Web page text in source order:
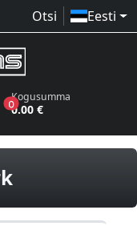
Otsi Eesti
0toodet ostukorvis
Kogusumma
0.00 €